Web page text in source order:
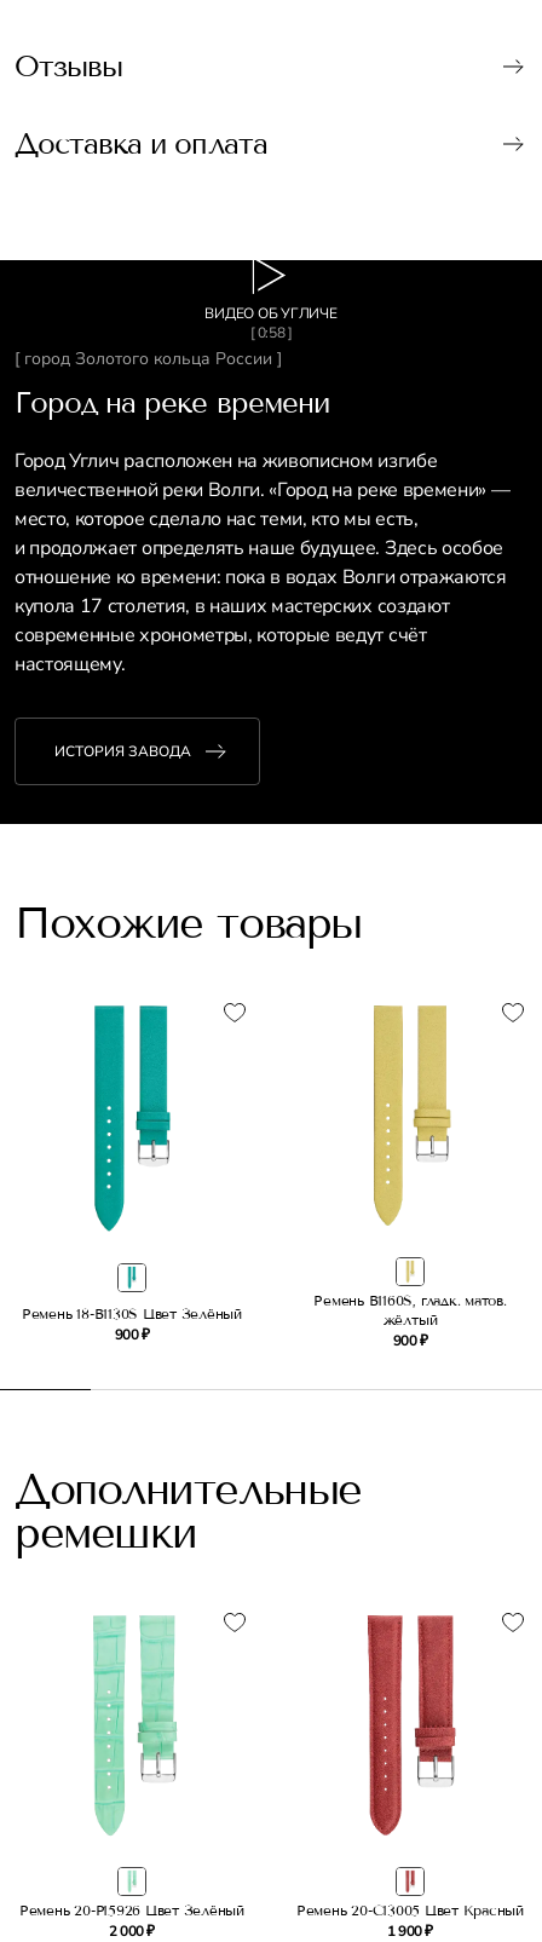
Отзывы
Доставка и оплата
ВИДЕО ОБ УГЛИЧЕ
[ 0:58 ]
[ город Золотого кольца России ]
Город на реке времени
Город Углич расположен на живописном изгибе
величественной реки Волги. «Город на реке времени» —
место, которое сделало нас теми, кто мы есть,
и продолжает определять наше будущее. Здесь особое
отношение ко времени: пока в водах Волги отражаются
купола 17 столетия, в наших мастерских создают
современные хронометры, которые ведут счёт
настоящему.
ИСТОРИЯ ЗАВОДА
Похожие товары
Ремень 18-B1130S Цвет Зелёный
900 ₽
Ремень B1160S, гладк. матов.
жёлтый
900 ₽
Дополнительные
ремешки
Ремень 20-P15926 Цвет Зелёный
2 000 ₽
Ремень 20-C13005 Цвет Красный
1 900 ₽